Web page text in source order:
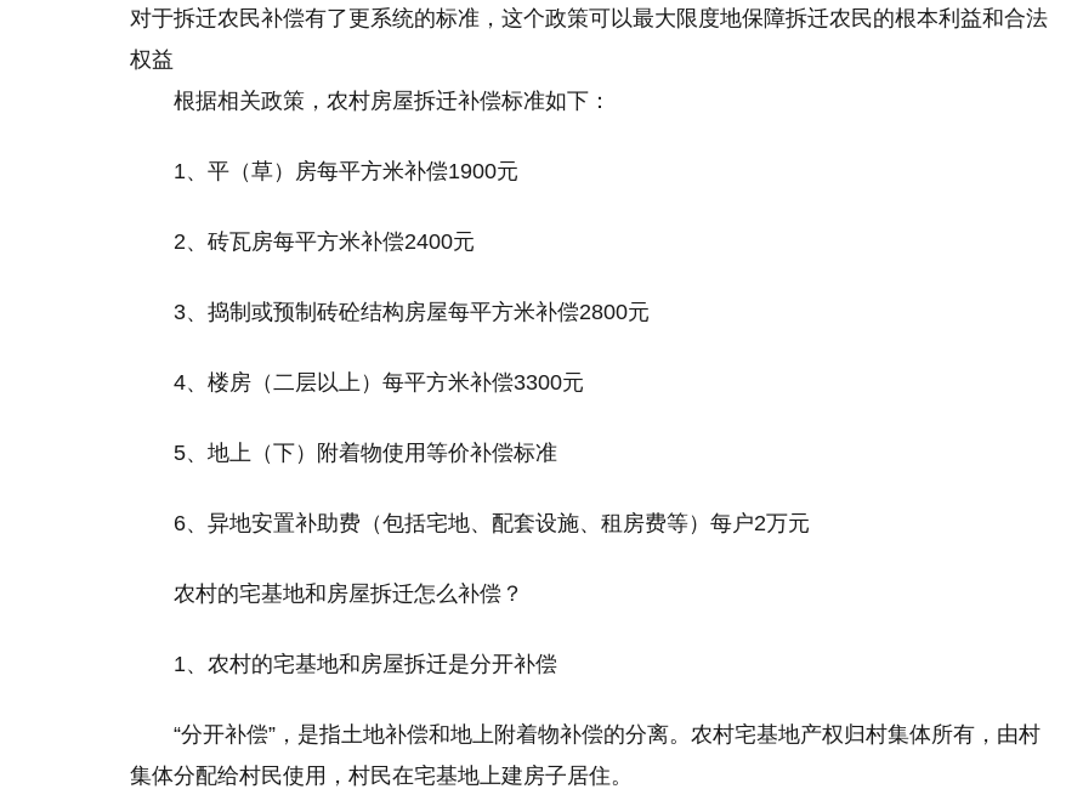
对于拆迁农民补偿有了更系统的标准，这个政策可以最大限度地保障拆迁农民的根本利益和合法
权益
根据相关政策，农村房屋拆迁补偿标准如下：
1、平（草）房每平方米补偿1900元
2、砖瓦房每平方米补偿2400元
3、捣制或预制砖砼结构房屋每平方米补偿2800元
4、楼房（二层以上）每平方米补偿3300元
5、地上（下）附着物使用等价补偿标准
6、异地安置补助费（包括宅地、配套设施、租房费等）每户2万元
农村的宅基地和房屋拆迁怎么补偿？
1、农村的宅基地和房屋拆迁是分开补偿
“分开补偿”，是指土地补偿和地上附着物补偿的分离。农村宅基地产权归村集体所有，由村
集体分配给村民使用，村民在宅基地上建房子居住。